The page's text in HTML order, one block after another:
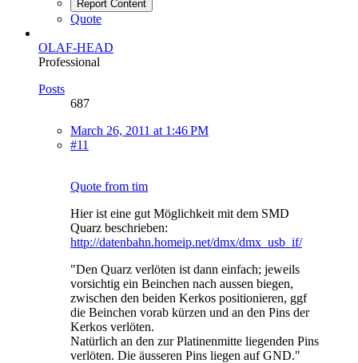
Report Content
Quote
OLAF-HEAD
Professional
Posts
687
March 26, 2011 at 1:46 PM
#11
Quote from tim
Hier ist eine gut Möglichkeit mit dem SMD
Quarz beschrieben:
http://datenbahn.homeip.net/dmx/dmx_usb_if/
"Den Quarz verlöten ist dann einfach; jeweils
vorsichtig ein Beinchen nach aussen biegen,
zwischen den beiden Kerkos positionieren, ggf
die Beinchen vorab kürzen und an den Pins der
Kerkos verlöten.
Natürlich an den zur Platinenmitte liegenden Pins
verlöten. Die äusseren Pins liegen auf GND."